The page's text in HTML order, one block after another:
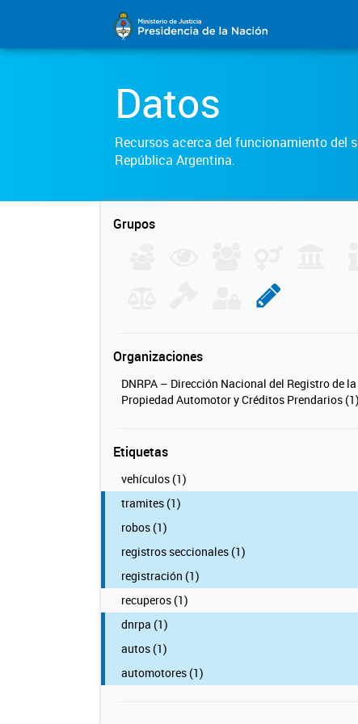
Datos
Recursos acerca del funcionamiento del
República Argentina.
Grupos
Organizaciones
DNRPA – Dirección Nacional del Registro de la
Propiedad Automotor y Créditos Prendarios (1)
Etiquetas
vehículos (1)
tramites (1)
robos (1)
registros seccionales (1)
registración (1)
recuperos (1)
dnrpa (1)
autos (1)
automotores (1)